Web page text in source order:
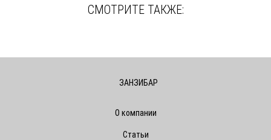
СМОТРИТЕ ТАКЖЕ:
ЗАНЗИБАР
О компании
Статьи